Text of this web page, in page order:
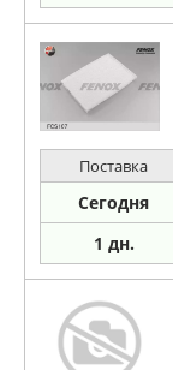
Seat
Skoda
Ssangyong
Subaru
Suzuki
Toyota
VW
Volvo
Поставка
Сегодня
1 дн.